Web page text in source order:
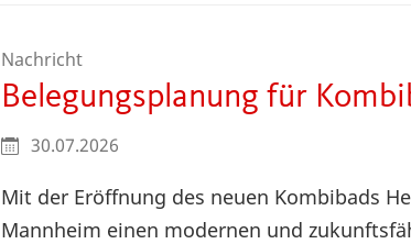
Nachricht
Belegungsplanung für
30.07.2026
Mit der Eröffnung des neuen Kombibads
Mannheim einen modernen und